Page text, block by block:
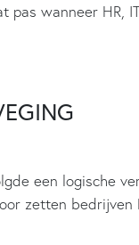
pas wanneer HR,
een logische
zetten bedrijven